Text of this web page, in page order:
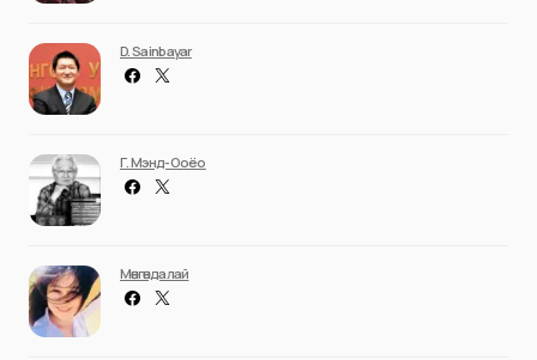
D. Sainbayar
Г. Мэнд-Ооёо
Мөнгөндалай